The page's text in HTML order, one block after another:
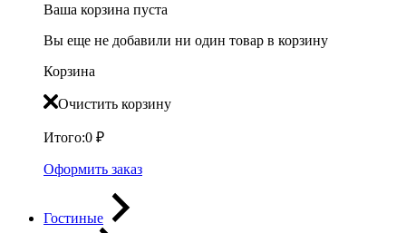
Ваша корзина пуста
Вы еще не добавили ни один товар в корзину
Корзина
Очистить корзину
Итого:0 ₽
Оформить заказ
Гостиные